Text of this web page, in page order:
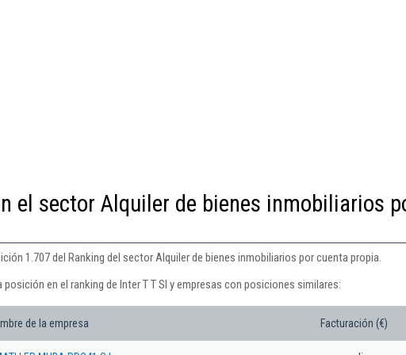
el sector Alquiler de bienes inmobiliarios
1.707 del Ranking del sector Alquiler de bienes inmobiliarios por cuenta propia.
en el ranking de Inter T T Sl y empresas con posiciones similares:
de la empresa Facturación (€)